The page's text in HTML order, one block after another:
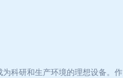
科研和生产环境的理想设备。